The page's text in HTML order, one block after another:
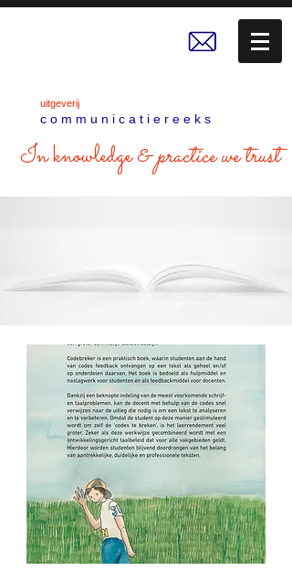
uitgeverij
c o m m u n i c a t i e r e e k s
In knowledge &practice we trust